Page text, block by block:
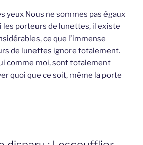
yeux Nous ne sommes pas égaux
les porteurs de lunettes, il existe
ce que l’immense
de lunettes ignore totalement.
comme moi, sont totalement
quoi que ce soit, même la porte